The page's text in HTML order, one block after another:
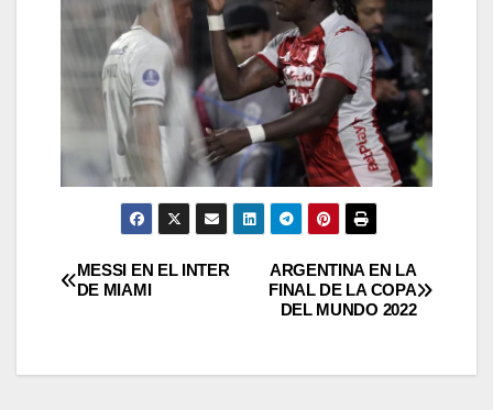
Navegación
entradas
ARGENTINA EN LA
FINAL DE LA COPA
DEL MUNDO 2022
MESSI EN EL INTER
DE MIAMI